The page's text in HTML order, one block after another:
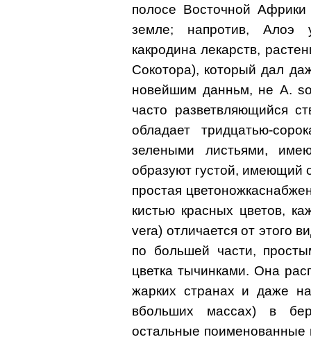
полосе Восточной
земле; напротив, Алоэ
какродина лекарств,
Сокотора), который дал
новейшим данньм, не A.
часто разветвляющийся
обладает тридцатью-
зелеными листьями,
образуют густой, имеющий
простая
кистью красных цветов,
vera) отличается от этого
по большей части,
цветка тычинками. Она
жарких странах и даже
вбольших массах) в
остальные